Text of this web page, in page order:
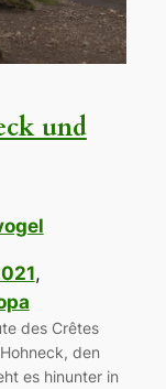
und
des Crêtes
den
es hinunter in